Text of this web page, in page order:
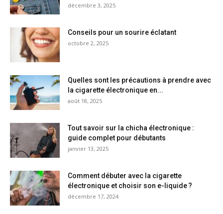
décembre 3, 2025
Conseils pour un sourire éclatant
octobre 2, 2025
Quelles sont les précautions à prendre avec
la cigarette électronique en...
août 18, 2025
Tout savoir sur la chicha électronique :
guide complet pour débutants
janvier 13, 2025
Comment débuter avec la cigarette
électronique et choisir son e-liquide ?
décembre 17, 2024